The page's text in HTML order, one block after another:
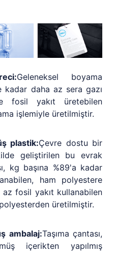
Geleneksel boyama
kadar daha az sera gazı
fosil yakıt üretebilen
işlemiyle üretilmiştir.
plastik:Çevre dostu bir
geliştirilen bu evrak
kg başına %89'a kadar
ham polyestere
az fosil yakıt kullanabilen
üretilmiştir.
ambalaj:Taşıma çantası,
içerikten yapılmış